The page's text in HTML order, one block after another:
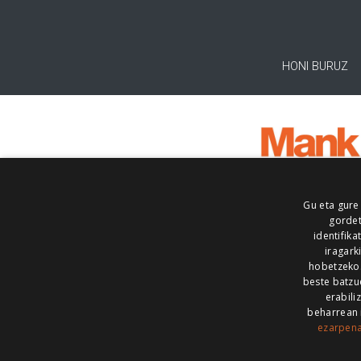
HONI BURUZ
ALEA
Gu eta
hobetzeko.
beste
beharrean